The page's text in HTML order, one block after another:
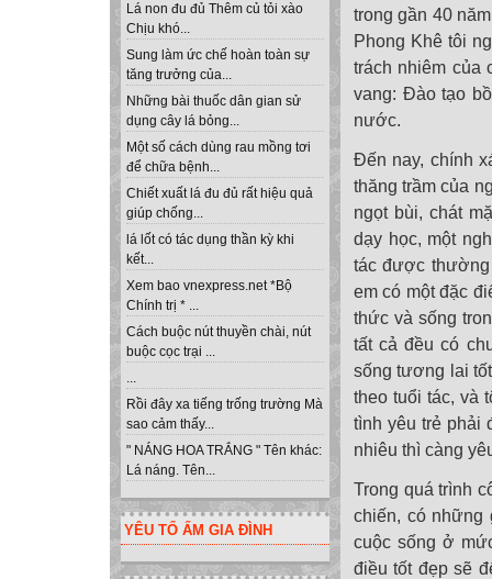
Lá non đu đủ Thêm củ tỏi xào
Chịu khó...
Sung làm ức chế hoàn toàn sự
tăng trưởng của...
Những bài thuốc dân gian sử
dụng cây lá bỏng...
Một số cách dùng rau mồng tơi
để chữa bệnh...
Chiết xuất lá đu đủ rất hiệu quả
giúp chống...
lá lốt có tác dụng thần kỳ khi
kết...
Xem bao vnexpress.net *Bộ
Chính trị * ...
Cách buộc nút thuyền chài, nút
buộc cọc trại ...
...
Rồi đây xa tiếng trống trường Mà
sao cảm thấy...
" NÁNG HOA TRẮNG " Tên khác:
Lá náng. Tên...
YÊU TỔ ẤM GIA ĐÌNH
trong gần 40
Phong Khê tôi
trách nhiêm của
vang: Đào tạo
nước.
Đến nay, chính
thăng trầm của
ngọt bùi, chát
dạy học, một
tác được thường
em có một đặc
thức và sống
tất cả đều có
sống tương lai
theo tuổi tác, và
tình yêu trẻ phải
nhiêu thì càng
Trong quá trình
chiến, có những
cuộc sống ở
điều tốt đẹp sẽ